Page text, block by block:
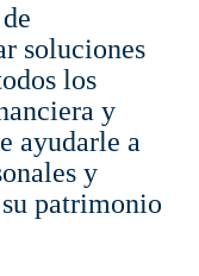
soluciones
los
y
ayudarle a
y
patrimonio